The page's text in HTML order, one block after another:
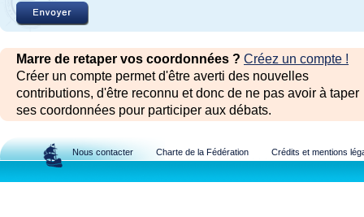
Marre de retaper vos coordonnées ? Créez un compte !
Créer un compte permet d'être averti des nouvelles
contributions, d'être reconnu et donc de ne pas avoir à taper
ses coordonnées pour participer aux débats.
Nous contacter Charte de la Fédération Crédits et mentions